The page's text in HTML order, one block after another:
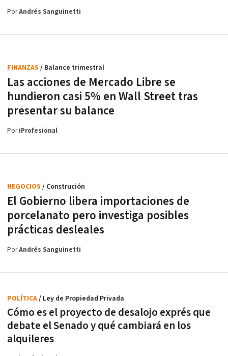
PorAndrés Sanguinetti
Las acciones de Mercado Libre se
hundieron casi 5% en Wall Street tras
presentar su balance
FINANZAS / Balance trimestral
PoriProfesional
El Gobierno libera importaciones de
porcelanato pero investiga posibles
prácticas desleales
NEGOCIOS / Construción
PorAndrés Sanguinetti
Cómo es el proyecto de desalojo exprés que
debate el Senado y qué cambiará en los
alquileres
POLÍTICA/ Ley de Propiedad Privada